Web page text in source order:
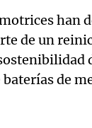
han
de un
de